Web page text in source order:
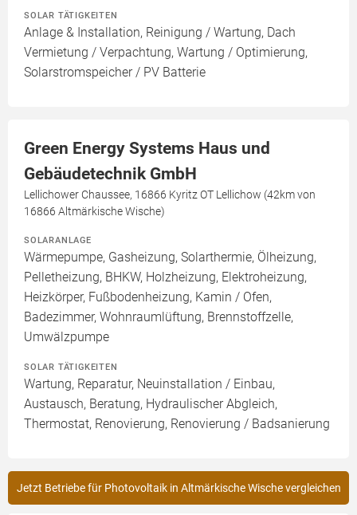
SOLAR TÄTIGKEITEN
Anlage & Installation, Reinigung / Wartung, Dach
Vermietung / Verpachtung, Wartung / Optimierung,
Solarstromspeicher / PV Batterie
Green Energy Systems Haus und
Gebäudetechnik GmbH
Lellichower Chaussee, 16866 Kyritz OT Lellichow (42km von
16866 Altmärkische Wische)
SOLARANLAGE
Wärmepumpe, Gasheizung, Solarthermie, Ölheizung,
Pelletheizung, BHKW, Holzheizung, Elektroheizung,
Heizkörper, Fußbodenheizung, Kamin / Ofen,
Badezimmer, Wohnraumlüftung, Brennstoffzelle,
Umwälzpumpe
SOLAR TÄTIGKEITEN
Wartung, Reparatur, Neuinstallation / Einbau,
Austausch, Beratung, Hydraulischer Abgleich,
Thermostat, Renovierung, Renovierung / Badsanierung
Jetzt Betriebe für Photovoltaik in Altmärkische Wische vergleichen